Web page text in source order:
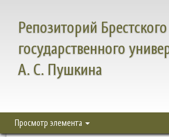
Репозиторий Брестского
государственного
А. С. Пушкина
Просмотр элемента